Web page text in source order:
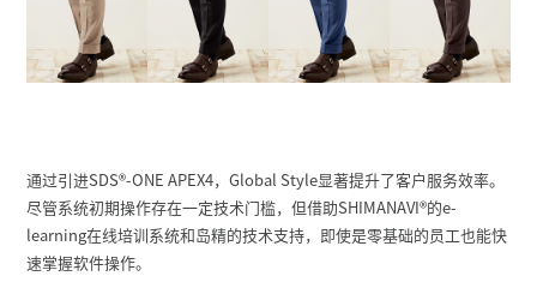
通过引进SDS®-ONE APEX4，Global Style显著提升了客户服务效率。
尽管系统初期操作存在一定技术门槛，但借助SHIMANAVI®的e-
learning在线培训系统和岛精的技术支持，即使是零基础的员工也能快
速掌握软件操作。